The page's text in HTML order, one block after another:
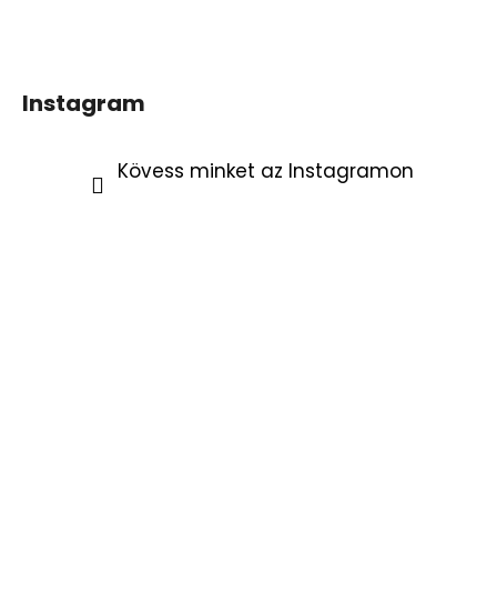
Instagram
Kövess minket az Instagramon